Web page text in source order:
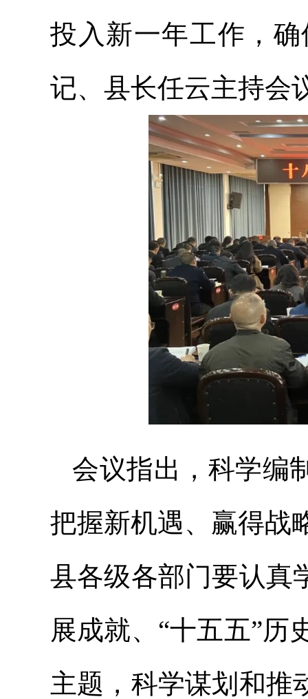
投入新一年工作，
记、县长任云主持会
会议指出，科学编
把握新机遇、赢得战
县各级各部门要认真
展成就、“十五五”历
主题，科学谋划和推